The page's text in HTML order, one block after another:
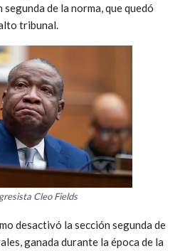
de la norma, que quedó
tribunal.
Cleo Fields
desactivó la sección segunda de
ganada durante la época de la